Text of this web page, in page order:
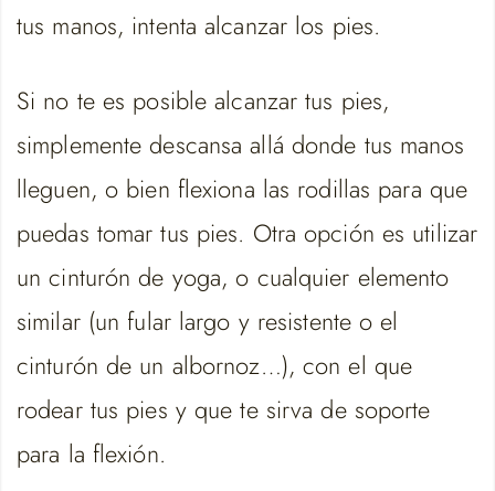
tus manos, intenta alcanzar los pies.
Si no te es posible alcanzar tus pies,
simplemente descansa allá donde tus manos
lleguen, o bien flexiona las rodillas para que
puedas tomar tus pies. Otra opción es utilizar
un cinturón de yoga, o cualquier elemento
similar (un fular largo y resistente o el
cinturón de un albornoz…), con el que
rodear tus pies y que te sirva de soporte
para la flexión.